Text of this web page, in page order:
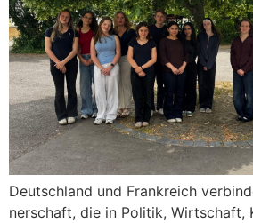
Deutsch­land und Frankre­ich
ner­schaft, die in Poli­tik, Wirtschaft,